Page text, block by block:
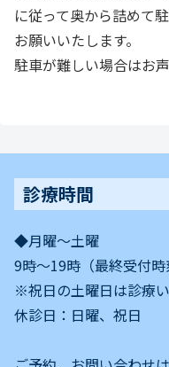
に従って奥から詰めて
お願いいたします。
駐車が難しい場合はお
診療時間
◆月曜～土曜
9時〜19時（最終受付時
※祝日の土曜日は診療
休診日：日曜、祝日